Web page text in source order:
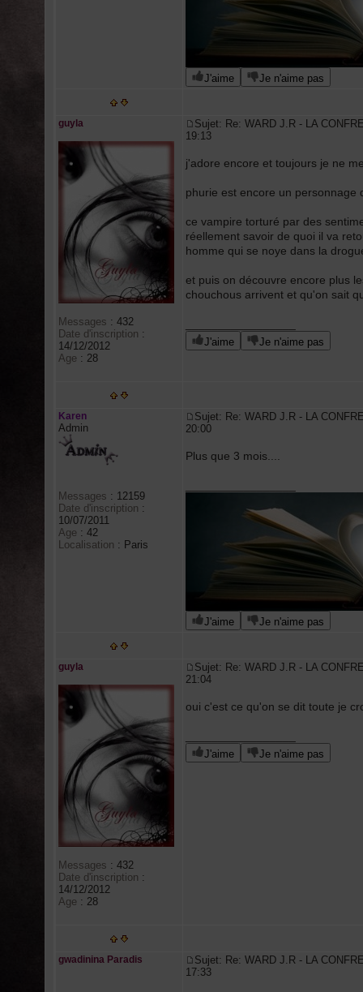
J'aime Je n'aime pas
guyla
Messages : 432
Date d'inscription :
14/12/2012
Age : 28
Sujet: Re: WARD J.R - LA
19:13
j'adore encore et toujours je ne
phurie est encore un personnage
ce vampire torturé par des
réellement savoir de quoi il va
homme qui se noye dans la
et puis on découvre encore plus
chouchous arrivent et qu'on sait
J'aime Je n'aime pas
Karen
Admin
Messages : 12159
Date d'inscription :
10/07/2011
Age : 42
Localisation : Paris
Sujet: Re: WARD J.R - LA
20:00
Plus que 3 mois....
J'aime Je n'aime pas
guyla
Messages : 432
Date d'inscription :
14/12/2012
Age : 28
Sujet: Re: WARD J.R - LA
21:04
oui c'est ce qu'on se dit toute je
J'aime Je n'aime pas
gwadinina Paradis
Sujet: Re: WARD J.R - LA
17:33